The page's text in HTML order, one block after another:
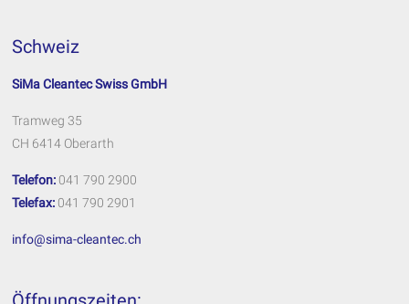
Schweiz
SiMa Cleantec Swiss GmbH
Tramweg 35
CH 6414 Oberarth
Telefon: 041 790 2900
Telefax: 041 790 2901
info@sima-cleantec.ch